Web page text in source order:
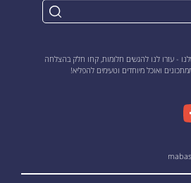
- עזרו לנו להגשים חלומות, קחו חלק בהצלחה
ואוכל מיוחדים וטעימים להפליא!